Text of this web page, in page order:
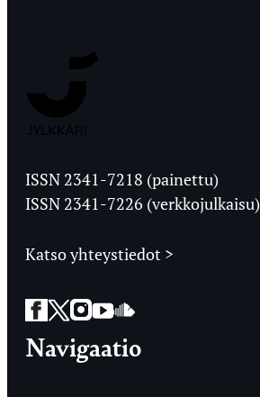
Ylioppilaslehti
ISSN 2341-7218 (painettu)
ISSN 2341-7226 (verkkojulkaisu)
Katso yhteystiedot >
Facebook
Twitter
Instagram
YouTube
SoundCloud
Navigaatio